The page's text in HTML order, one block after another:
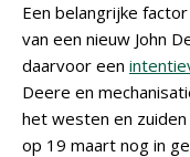
Een belangrijke
van een nieuw John
daarvoor een
Deere en
het westen en
op 19 maart nog in